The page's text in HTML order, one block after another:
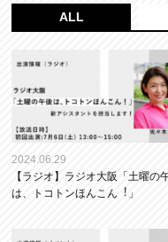
ALL
2024.06.29
【ラジオ】ラジオ⼤阪「⼟曜の
は、トコトンほんこん︕」